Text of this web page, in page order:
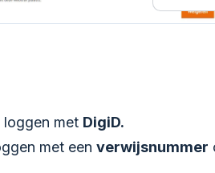
loggen met DigiD.
met een verwijsnummer